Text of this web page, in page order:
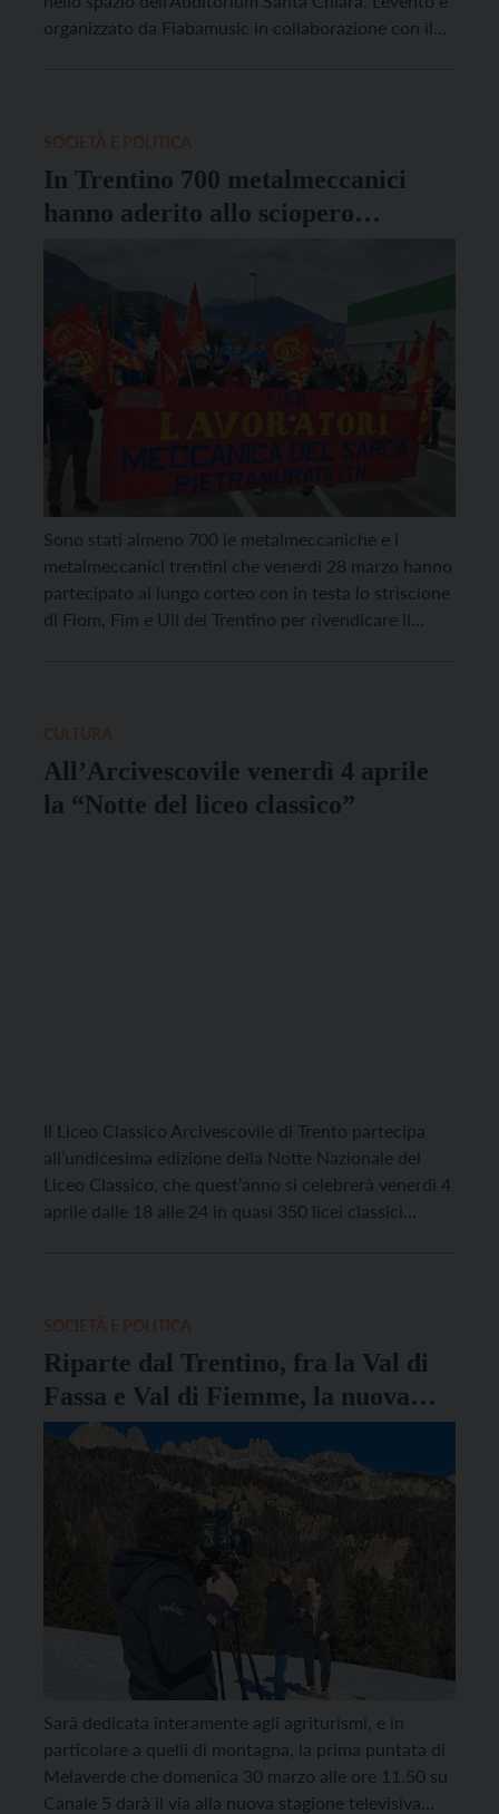
organizzato da Fiabamusic in collaborazione con il
In Trentino 700 metalmeccanici
hanno aderito allo sciopero
nazionale
Sono stati almeno 700 le metalmeccaniche e i
metalmeccanici trentini che venerdì 28 marzo hanno
partecipato al lungo corteo con in testa lo striscione
di Fiom, Fim e Uil del Trentino per rivendicare il
All’Arcivescovile venerdì 4 aprile
la “Notte del liceo classico”
Il Liceo Classico Arcivescovile di Trento partecipa
all’undicesima edizione della Notte Nazionale del
Liceo Classico, che quest’anno si celebrerà venerdì 4
aprile dalle 18 alle 24 in quasi 350 licei classici
Riparte dal Trentino, fra la Val di
Fassa e Val di Fiemme, la nuova
stagione di Melaverde
Sarà dedicata interamente agli agriturismi, e in
particolare a quelli di montagna, la prima puntata di
Melaverde che domenica 30 marzo alle ore 11.50 su
Canale 5 darà il via alla nuova stagione televisiva